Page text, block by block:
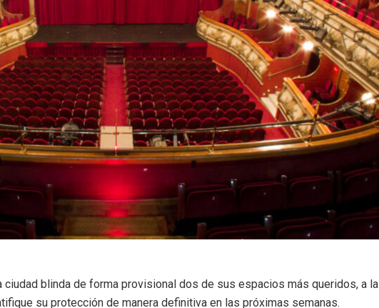
ciudad blinda de forma provisional dos de sus espacios más queridos, a la
su protección de manera definitiva en las próximas semanas.